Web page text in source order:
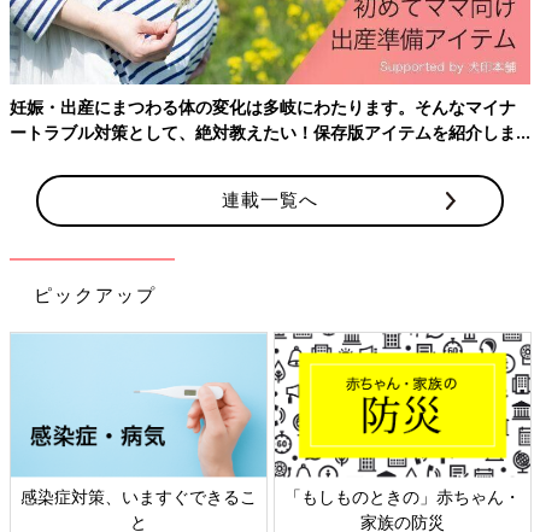
出典：Instagramアカウント「eri_net_」
ピンクのコンパクトな円柱型加湿器。こちらは550円（税込）の
商品のようです。USB電源なので、PCなどにつなぐこともで
き、どこでも手軽に使えそうですね。ピンクの色もかわいい！
書アイテム5選
食欲の秋、スポーツの秋、芸術の秋など「〇〇
の秋」と呼ばれるものがいろいろとありますよ
ね。今回はその中から「読書の秋」に着目。
ダイソーで販売されている加湿器や加湿ポットをご紹介しまし
た。プチプラでできる乾燥対策、ぜひ早めに始めてみてください
※記事内容でご紹介している投稿、リンク先は、削除される場合
があります。あらかじめご了承ください。
※記事の内容は記載当時の情報であり、現在と異なる場合があり
ます。
妊娠・出産にまつわる体の変化は多岐にわたります。そんなマイナ
ートラブル対策として、絶対教えたい！保存版アイテムを紹介しま
連載一覧へ
ピックアップ
感染症対策、いますぐできるこ
と
「もしものときの」赤ちゃん・
家族の防災